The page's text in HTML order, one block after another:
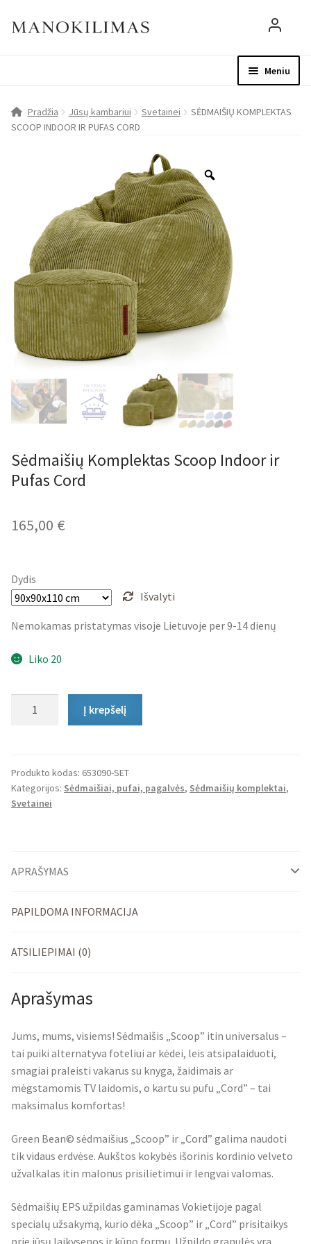
Meniu
Paskyra
Pradžia Jūsų kambariui Svetainei
SĖDMAIŠIŲ KOMPLEKTAS
SCOOP INDOOR IR PUFAS CORD
Sėdmaišių Komplektas Scoop Indoor ir
Pufas Cord
165,00 €
Dydis
Išvalyti
Nemokamas pristatymas visoje Lietuvoje per 9-14 dienų
Liko 20
Scoop
Indoor
ir
Į krepšelį
Produkto kodas: 653090-SET
Kategorijos: Sėdmaišiai, pufai, pagalvės, Sėdmaišių komplektai,
Svetainei
APRAŠYMAS
PAPILDOMA INFORMACIJA
ATSILIEPIMAI (0)
Aprašymas
Jums, mums, visiems! Sėdmaišis „Scoop” itin universalus –
tai puiki alternatyva foteliui ar kėdei, leis atsipalaiduoti,
smagiai praleisti vakarus su knyga, žaidimais ar
mėgstamomis TV laidomis, o kartu su pufu „Cord” – tai
maksimalus komfortas!
Green Bean© sėdmaišius „Scoop” ir „Cord” galima naudoti
tik vidaus erdvėse. Aukštos kokybės išorinis kordinio velveto
užvalkalas itin malonus prisilietimui ir lengvai valomas.
Sėdmaišių EPS užpildas gaminamas Vokietijoje pagal
specialų užsakymą, kurio dėka „Scoop” ir „Cord” prisitaikys
prie jūsų laikysenos ir kūno formų. Užpildo granulės yra